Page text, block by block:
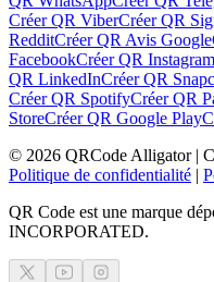
Créer QR ViberCréer QR
RedditCréer QR Avis Google
FacebookCréer QR Instagram
QR LinkedInCréer QR
Créer QR SpotifyCréer QR
StoreCréer QR Google Play
© 2026 QRCode Alligator |
Politique de confidentialité |
QR Code est une marque
INCORPORATED.